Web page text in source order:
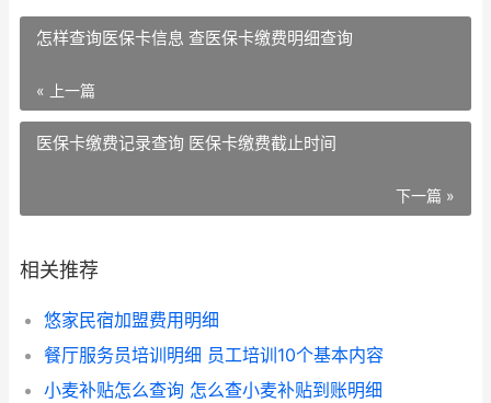
怎样查询医保卡信息 查医保卡缴费明细查询
« 上一篇
医保卡缴费记录查询 医保卡缴费截止时间
下一篇 »
相关推荐
悠家民宿加盟费用明细
餐厅服务员培训明细 员工培训10个基本内容
小麦补贴怎么查询 怎么查小麦补贴到账明细